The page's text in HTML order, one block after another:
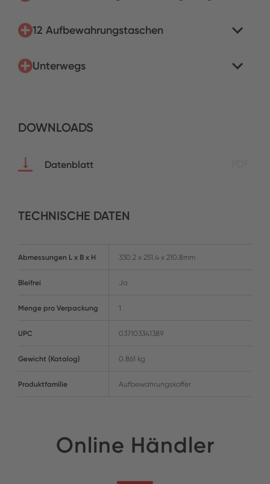
12 Aufbewahrungstaschen
Unterwegs
DOWNLOADS
Datenblatt
TECHNISCHE DATEN
Abmessungen L x B x H 330.2 x 251.4 x 210.8mm
Bleifrei Ja
Menge pro Verpackung 1
UPC 037103341389
Gewicht (Katalog) 0.861 kg
Produktfamilie Aufbewahrungskoffer
Online Händler